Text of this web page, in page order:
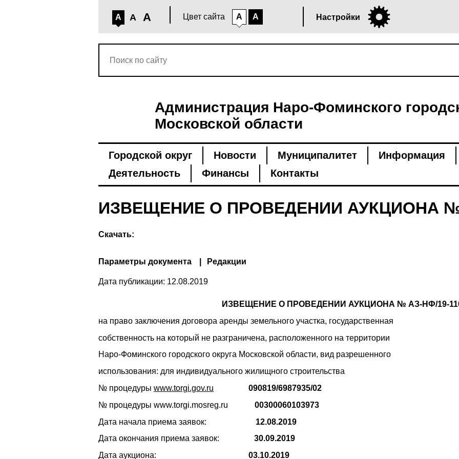
A A A Цвет сайта A A Настройки
Администрация Наро-Фоминского
Московской области
Городской округ Новости Муниципалитет
Информация
Деятельность
Финансы Контакты
ИЗВЕЩЕНИЕ О ПРОВЕДЕНИИ АУКЦИОНА №
Скачать:
Параметры документа Редакции
Дата публикации: 12.08.2019
ИЗВЕЩЕНИЕ О ПРОВЕДЕНИИ АУКЦИОНА № АЗ-НФ/19-
на право заключения договора аренды земельного участка, государственная
собственность на который не разграничена, расположенного на территории
Наро-Фоминского городского округа Московской области, вид разрешенного
использования: для индивидуального жилищного строительства
№ процедуры www.torgi.gov.ru
090819/6987935/02
№ процедуры www.torgi.mosreg.ru 00300060103973
Дата начала приема заявок: 12.08.2019
Дата окончания приема заявок: 30.09.2019
Дата аукциона: 03.10.2019